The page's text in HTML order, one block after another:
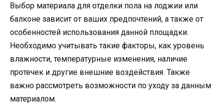
Выбор материала для отделки пола на лоджии или
балконе зависит от ваших предпочтений, а также от
особенностей использования данной площадки.
Необходимо учитывать такие факторы, как уровень
влажности, температурные изменения, наличие
протечек и другие внешние воздействия. Также
важно рассмотреть возможности по уходу за данным
материалом.